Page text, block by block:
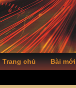
Trang chủ Bài mới